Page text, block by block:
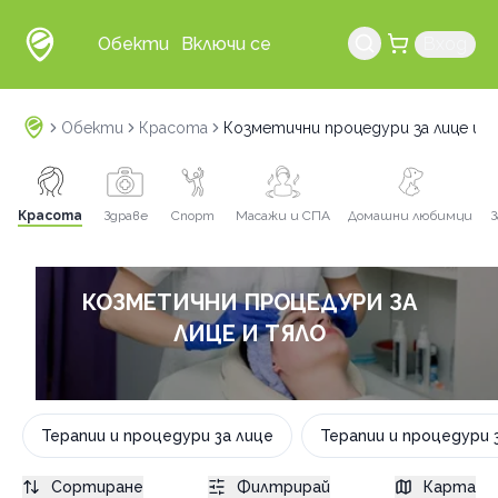
Обекти Включи се
Обекти Красота Козметични процедури за лице и
Красота Здраве Спорт Масажи и СПА Домашни любимци
КОЗМЕТИЧНИ ПРОЦЕДУРИ ЗА
ЛИЦЕ И ТЯЛО
Терапии и процедури за лице Терапии и процедури
Сортиране Филтрирай Карта